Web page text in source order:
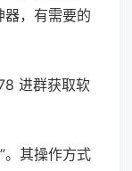
器，有需要的
进群获取软
。其操作方式